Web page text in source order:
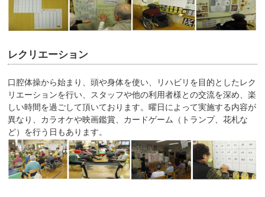
レクリエーション
口腔体操から始まり、頭や身体を使い、リハビリを目的としたレク
リエーションを行い、スタッフや他の利用者様との交流を深め、楽
しい時間を過ごして頂いております。曜日によって実施する内容が
異なり、カラオケや映画鑑賞、カードゲーム（トランプ、花札な
ど）を行う日もあります。